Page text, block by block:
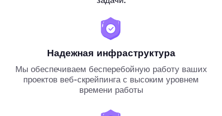
Надежная инфраструктура
Мы обеспечиваем бесперебойную работу ваших
проектов веб-скрейпинга с высоким уровнем
времени работы